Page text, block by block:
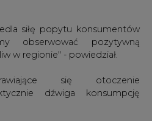
siłę popytu konsumentów
obserwować pozytywną
w regionie" - powiedział.
się otoczenie
dźwiga konsumpcję